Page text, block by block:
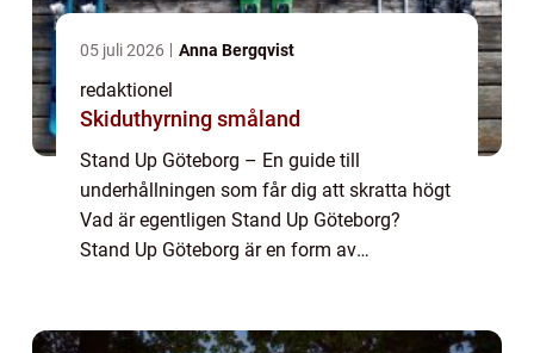
05 juli 2026 Anna Bergqvist
redaktionel
Skiduthyrning småland
Stand Up Göteborg – En guide till
underhållningen som får dig att skratta högt
Vad är egentligen Stand Up Göteborg?
Stand Up Göteborg är en form av
komiker so...